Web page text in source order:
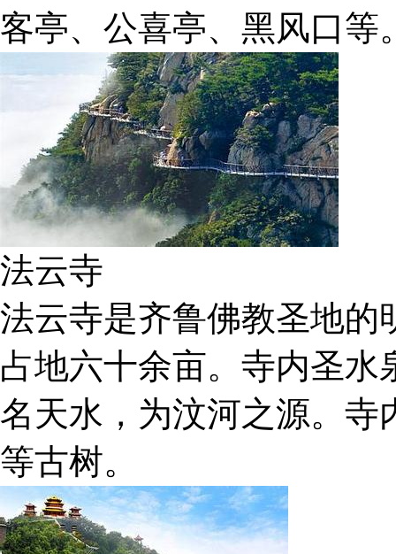
客亭、公喜亭、黑风口等
法云寺
法云寺是齐鲁佛教圣地的
占地六十余亩。寺内圣
名天水，为汶河之源。寺
等古树。